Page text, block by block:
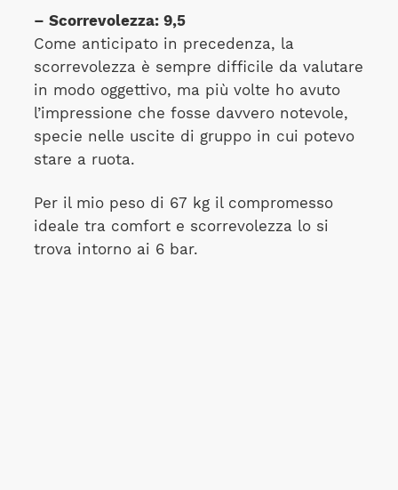
– Scorrevolezza: 9,5
Come anticipato in precedenza, la
scorrevolezza è sempre difficile da valutare
in modo oggettivo, ma più volte ho avuto
l’impressione che fosse davvero notevole,
specie nelle uscite di gruppo in cui potevo
stare a ruota.
Per il mio peso di 67 kg il compromesso
ideale tra comfort e scorrevolezza lo si
trova intorno ai 6 bar.